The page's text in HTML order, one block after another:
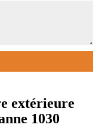
extérieure
1030